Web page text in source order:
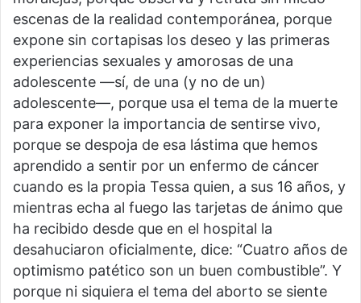
escenas de la realidad contemporánea, porque
expone sin cortapisas los deseo y las primeras
experiencias sexuales y amorosas de una
adolescente —sí, de una (y no de un)
adolescente—, porque usa el tema de la muerte
para exponer la importancia de sentirse vivo,
porque se despoja de esa lástima que hemos
aprendido a sentir por un enfermo de cáncer
cuando es la propia Tessa quien, a sus 16 años, y
mientras echa al fuego las tarjetas de ánimo que
ha recibido desde que en el hospital la
desahuciaron oficialmente, dice: “Cuatro años de
optimismo patético son un buen combustible”. Y
porque ni siquiera el tema del aborto se siente